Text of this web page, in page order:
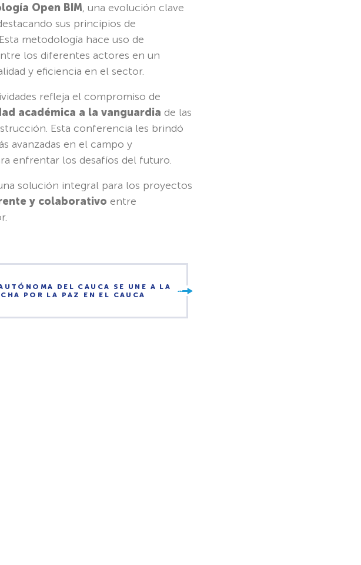
Open BIM, una evolución clave
sus principios de
metodología hace uso de
los diferentes actores en un
y eficiencia en el sector.
refleja el compromiso de
académica a la vanguardia de las
Esta conferencia les brindó
avanzadas en el campo y
enfrentar los desafíos del futuro.
solución integral para los proyectos
y colaborativo entre
DEL CAUCA SE UNE A LA
POR LA PAZ EN EL CAUCA